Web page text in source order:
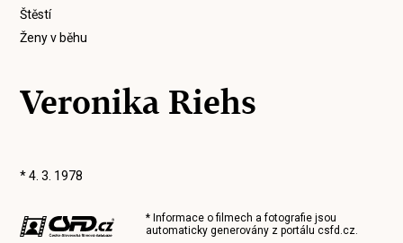
Štěstí
Ženy v běhu
Veronika Riehs
* 4. 3. 1978
* Informace o filmech a fotografie jsou
automaticky generovány z portálucsfd.cz.